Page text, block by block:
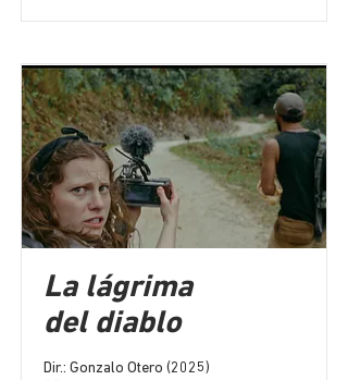
La lágrima
del diablo
Dir.: Gonzalo Otero (2025)